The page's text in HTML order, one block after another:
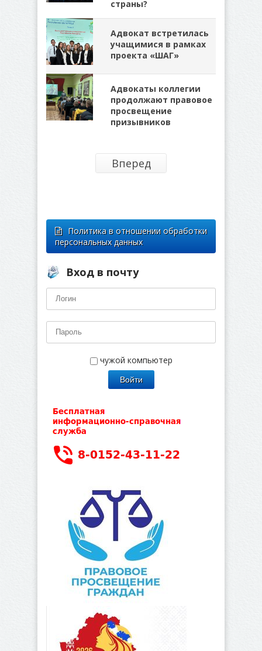
страны?
Адвокат встретилась
учащимися в рамках
проекта «ШАГ»
Адвокаты коллегии
продолжают правовое
просвещение
призывников
Вперед
Политика в отношении обработки
персональных данных
Вход в почту
чужой компьютер